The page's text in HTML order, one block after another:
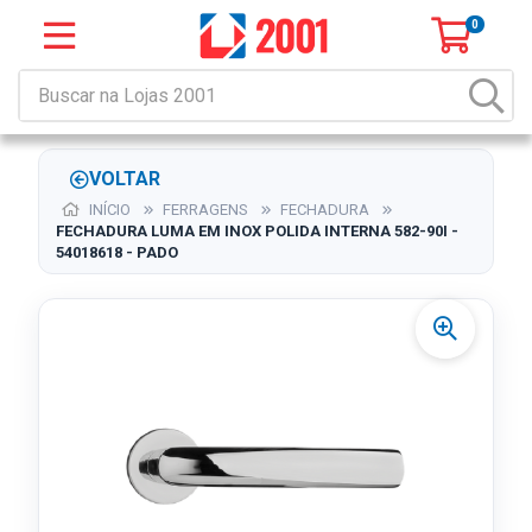
0
VOLTAR
INÍCIO FERRAGENS
FECHADURA
FECHADURA LUMA EM INOX POLIDA INTERNA 582-90I -
54018618 - PADO